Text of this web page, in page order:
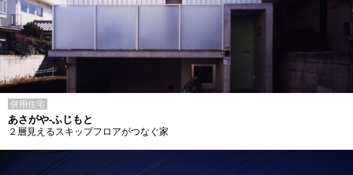
併用住宅
あさがや-ふじもと
２層見えるスキップフロアがつなぐ家